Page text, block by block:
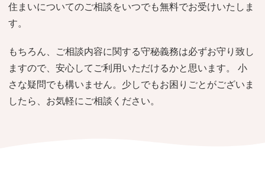
おすすめ施設特集
住まいについてのご相談をいつでも無料でお受けいたしま
す。
もちろん、ご相談内容に関する守秘義務は必ずお守り致し
ますので、安心してご利用いただけるかと思います。 小
さな疑問でも構いません。少しでもお困りごとがございま
したら、お気軽にご相談ください。